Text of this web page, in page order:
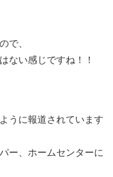
で、
ない感じですね！！
うに報道されています
ー、ホームセンターに